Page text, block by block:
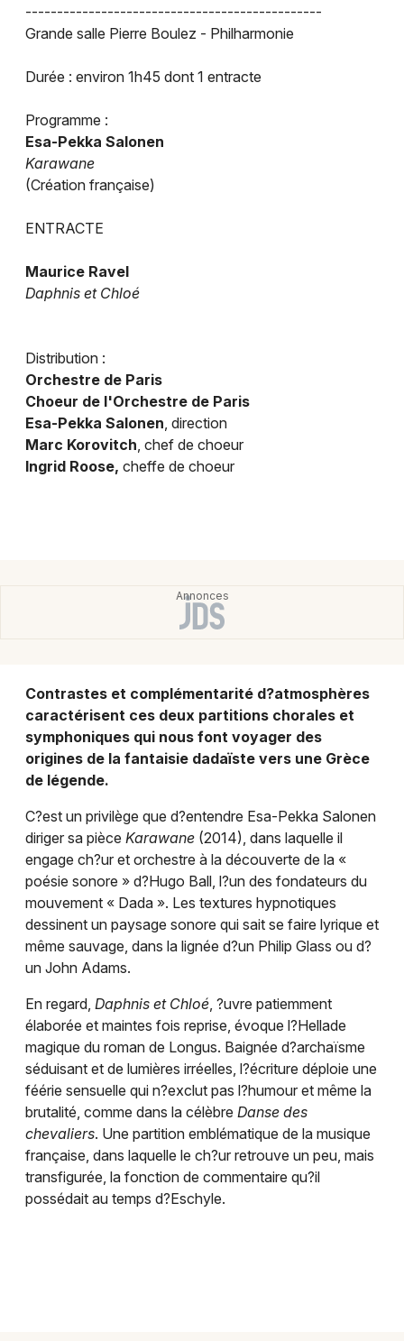
Musique classique à Paris
Musique classique en Ile de France
Newsletter des sorties
Artistes en tournée
Actus à Paris
Magazine à Paris
Choisir mes départements
Mon email
Je m'abonne
Toutes les villes
-----------------------------------------------
Grande salle Pierre Boulez - Philharmonie
Durée : environ 1h45 dont 1 entracte
Programme :
Esa-Pekka Salonen
Karawane
(Création française)
ENTRACTE
Maurice Ravel
Daphnis et Chloé
Distribution :
Orchestre de Paris
Choeur de l'Orchestre de Paris
Esa-Pekka Salonen, direction
Marc Korovitch, chef de choeur
Ingrid Roose, cheffe de choeur
Contrastes et complémentarité d?atmosphères
caractérisent ces deux partitions chorales et
symphoniques qui nous font voyager des
origines de la fantaisie dadaïste vers une Grèce
de légende.
C?est un privilège que d?entendre Esa-Pekka Salonen
diriger sa pièce Karawane (2014), dans laquelle il
engage ch?ur et orchestre à la découverte de la «
poésie sonore » d?Hugo Ball, l?un des fondateurs du
mouvement « Dada ». Les textures hypnotiques
dessinent un paysage sonore qui sait se faire lyrique et
même sauvage, dans la lignée d?un Philip Glass ou d?
un John Adams.
En regard, Daphnis et Chloé, ?uvre patiemment
élaborée et maintes fois reprise, évoque l?Hellade
magique du roman de Longus. Baignée d?archaïsme
séduisant et de lumières irréelles, l?écriture déploie une
féérie sensuelle qui n?exclut pas l?humour et même la
brutalité, comme dans la célèbre Danse des
chevaliers. Une partition emblématique de la musique
française, dans laquelle le ch?ur retrouve un peu, mais
transfigurée, la fonction de commentaire qu?il
possédait au temps d?Eschyle.